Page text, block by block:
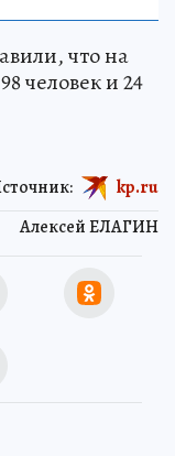
что на
человек и 24
Алексей ЕЛАГИН
kp.ru